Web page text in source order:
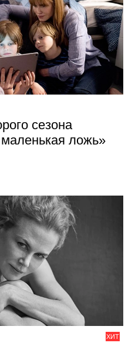
сезона
ложь»
ХИТ